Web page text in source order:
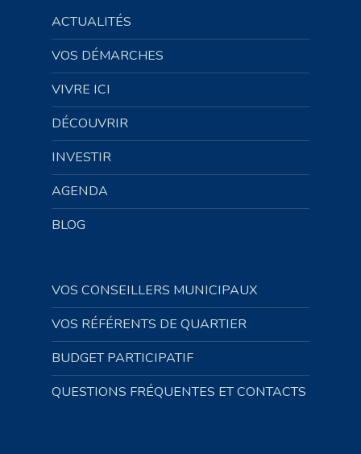
ACTUALITÉS
VOS DÉMARCHES
VIVRE ICI
DÉCOUVRIR
INVESTIR
AGENDA
BLOG
VOS CONSEILLERS MUNICIPAUX
VOS RÉFÉRENTS DE QUARTIER
BUDGET PARTICIPATIF
QUESTIONS FRÉQUENTES ET CONTACTS